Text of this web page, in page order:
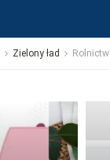
Zielony ład